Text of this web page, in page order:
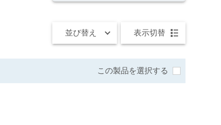
並び替え 表示切替
この製品を選択する